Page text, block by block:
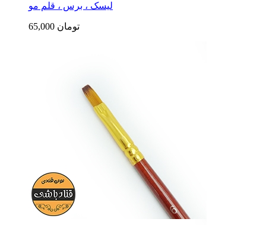
لیسک ، برس ، قلم مو
65,000 تومان